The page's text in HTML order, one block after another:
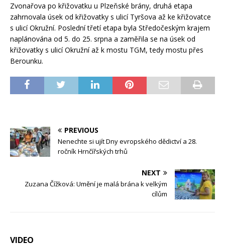
Zvonařova po křižovatku u Plzeňské brány, druhá etapa
zahrnovala úsek od křižovatky s ulicí Tyršova až ke křižovatce
s ulicí Okružní. Poslední třetí etapa byla Středočeským krajem
naplánována od 5. do 25. srpna a zaměřila se na úsek od
křižovatky s ulicí Okružní až k mostu TGM, tedy mostu přes
Berounku.
PREVIOUS
Nenechte si ujít Dny evropského dědictví a 28.
ročník Hrnčířských trhů
NEXT
Zuzana Čížková: Umění je malá brána k velkým
cílům
VIDEO